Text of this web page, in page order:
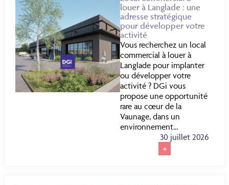
louer à Langlade : une
adresse stratégique
pour développer votre
activité
Vous recherchez un local
commercial à louer à
Langlade pour implanter
ou développer votre
activité ? DGi vous
propose une opportunité
rare au cœur de la
Vaunage, dans un
environnement...
30 juillet 2026
+